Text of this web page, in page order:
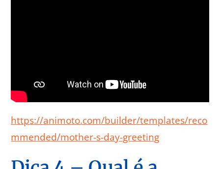
https://animoto.com/builder/templates/reco
mmended/mother-s-day-greeting